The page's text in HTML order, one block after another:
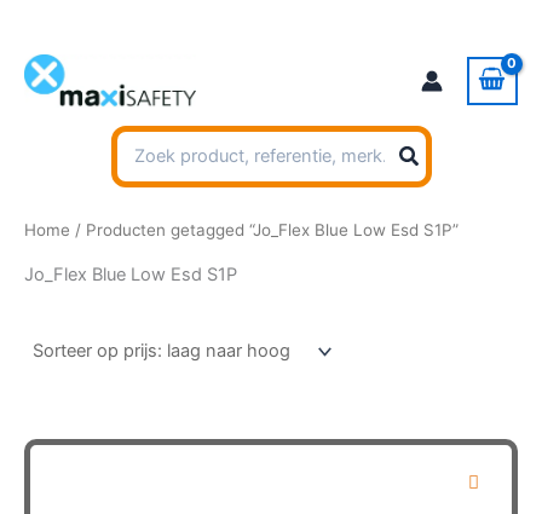
inhoud
Zoeken
naar:
Home / Producten getagged “Jo_Flex Blue Low Esd S1P”
Jo_Flex Blue Low Esd S1P